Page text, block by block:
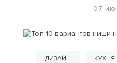
07
ДИЗАЙН КУХНЯ